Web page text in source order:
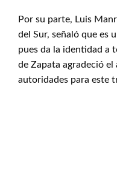
Por su parte, Luis
del Sur, señaló que es
pues da la identidad a
de Zapata agradeció el
autoridades para este